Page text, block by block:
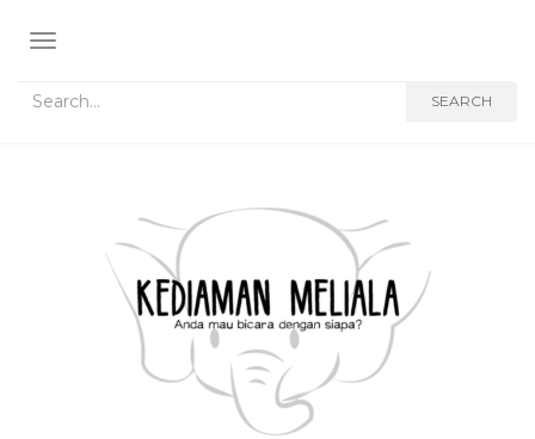
TOGGLE NAVIGATION
Search for: SEARCH